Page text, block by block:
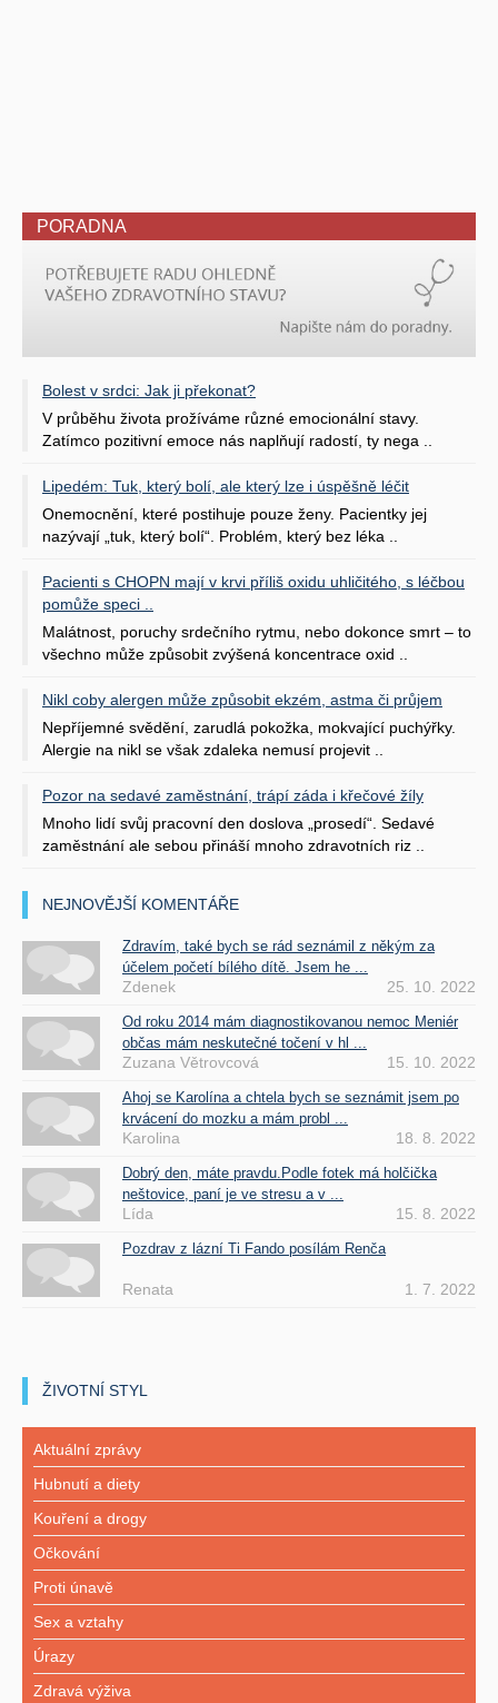
PORADNA
Bolest v srdci: Jak ji překonat?
V průběhu života prožíváme různé emocionální stavy.
Zatímco pozitivní emoce nás naplňují radostí, ty nega ..
Lipedém: Tuk, který bolí, ale který lze i úspěšně léčit
Onemocnění, které postihuje pouze ženy. Pacientky jej
nazývají „tuk, který bolí“. Problém, který bez léka ..
Pacienti s CHOPN mají v krvi příliš oxidu uhličitého, s léčbou
pomůže speci ..
Malátnost, poruchy srdečního rytmu, nebo dokonce smrt – to
všechno může způsobit zvýšená koncentrace oxid ..
Nikl coby alergen může způsobit ekzém, astma či průjem
Nepříjemné svědění, zarudlá pokožka, mokvající puchýřky.
Alergie na nikl se však zdaleka nemusí projevit ..
Pozor na sedavé zaměstnání, trápí záda i křečové žíly
Mnoho lidí svůj pracovní den doslova „prosedí“. Sedavé
zaměstnání ale sebou přináší mnoho zdravotních riz ..
NEJNOVĚJŠÍ KOMENTÁŘE
Zdravím, také bych se rád seznámil z někým za
účelem početí bílého dítě. Jsem he ...
Zdenek 25. 10. 2022
Od roku 2014 mám diagnostikovanou nemoc Meniér
občas mám neskutečné točení v hl ...
Zuzana Větrovcová 15. 10. 2022
Ahoj se Karolína a chtela bych se seznámit jsem po
krvácení do mozku a mám probl ...
Karolina 18. 8. 2022
Dobrý den, máte pravdu.Podle fotek má holčička
neštovice, paní je ve stresu a v ...
Lída 15. 8. 2022
Pozdrav z lázní Ti Fando posílám Renča
Renata 1. 7. 2022
ŽIVOTNÍ STYL
Aktuální zprávy
Hubnutí a diety
Kouření a drogy
Očkování
Proti únavě
Sex a vztahy
Úrazy
Zdravá výživa